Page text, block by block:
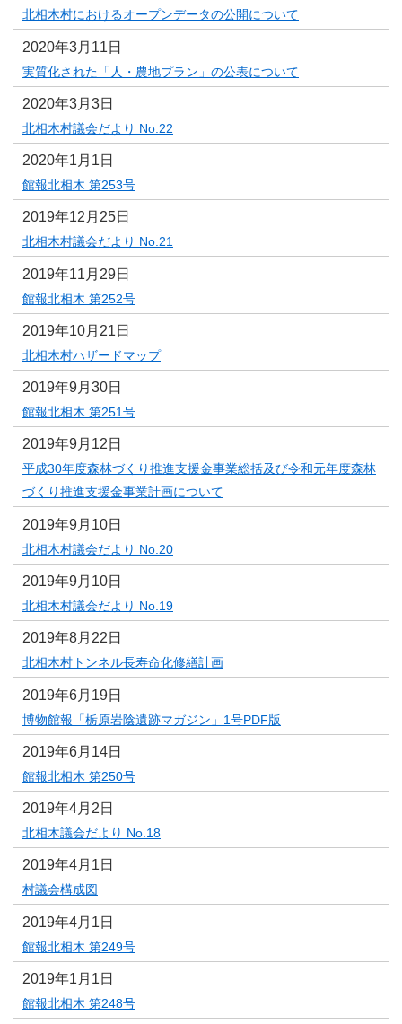
北相木村におけるオープンデータの公開について
2020年3月11日
実質化された「人・農地プラン」の公表について
2020年3月3日
北相木村議会だより No.22
2020年1月1日
館報北相木 第253号
2019年12月25日
北相木村議会だより No.21
2019年11月29日
館報北相木 第252号
2019年10月21日
北相木村ハザードマップ
2019年9月30日
館報北相木 第251号
2019年9月12日
平成30年度森林づくり推進支援金事業総括及び令和元年度森林
づくり推進支援金事業計画について
2019年9月10日
北相木村議会だより No.20
2019年9月10日
北相木村議会だより No.19
2019年8月22日
北相木村トンネル長寿命化修繕計画
2019年6月19日
博物館報「栃原岩陰遺跡マガジン」1号PDF版
2019年6月14日
館報北相木 第250号
2019年4月2日
北相木議会だより No.18
2019年4月1日
村議会構成図
2019年4月1日
館報北相木 第249号
2019年1月1日
館報北相木 第248号